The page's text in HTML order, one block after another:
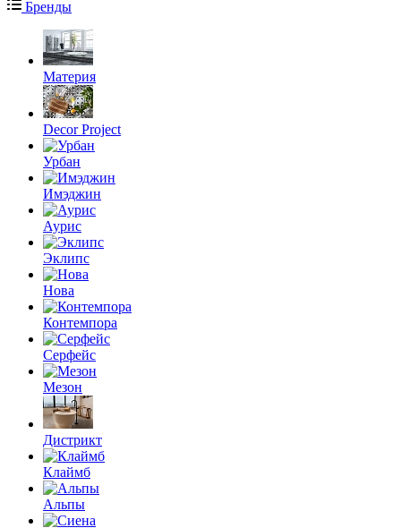
Бренды
Материя
Decor Project
Урбан
Имэджин
Аурис
Эклипс
Нова
Контемпора
Серфейс
Мезон
Дистрикт
Клаймб
Альпы